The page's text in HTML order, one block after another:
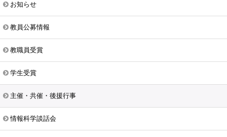
お知らせ
教員公募情報
教職員受賞
学生受賞
主催・共催・後援行事
情報科学談話会